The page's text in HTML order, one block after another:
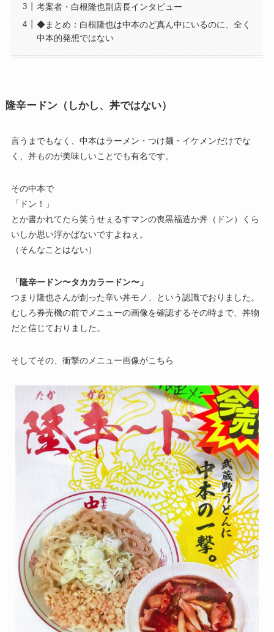
考案者・白根隆也副店長インタビュー
◆まとめ：白根隆也は中本のど真ん中にいるのに、全く
中本的発想ではない
隆辛ードン（しかし、丼ではない）
言うまでもなく、中本はラーメン・つけ麺・イケメンだけでな
く、丼ものが美味しいことでも有名です。
その中本で
「ドン！」
とか書かれてたら笑うせぇるすマンの喪黒福造か丼（ドン）くら
いしか思い浮かばないですよねぇ。
（そんなことはない）
「隆辛ードン〜タカカラードン〜」
つまり隆也さんが創った辛い丼モノ、という認識でおりました。
むしろ券売機の前でメニューの画像を確認するその時まで、丼物
だと信じておりました。
そしてその、衝撃のメニュー画像がこちら